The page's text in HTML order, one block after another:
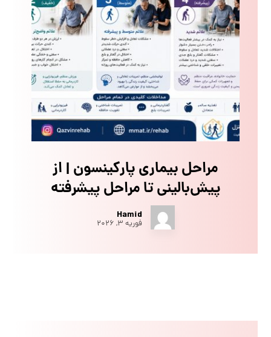
مراحل بیماری پارکینسون | از
پیش‌بالینی تا مراحل پیشرفته
Hamid
فوریه ۳, ۲۰۲۶